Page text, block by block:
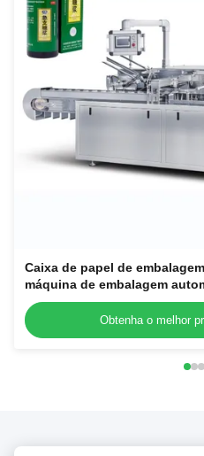
Caixa de papel de
máquina de embalagem
tubos cosméticos garrafas
Obtenha o melhor